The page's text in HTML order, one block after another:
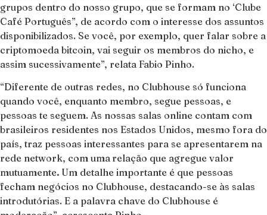
grupos dentro do nosso grupo, que se formam no ‘Clube
Café Português”, de acordo com o interesse dos assuntos
disponibilizados. Se você, por exemplo, quer falar sobre a
criptomoeda bitcoin, vai seguir os membros do nicho, e
assim sucessivamente”, relata Fabio Pinho.
“Diferente de outras redes, no Clubhouse só funciona
quando você, enquanto membro, segue pessoas, e
pessoas te seguem. As nossas salas online contam com
brasileiros residentes nos Estados Unidos, mesmo fora do
país, traz pessoas interessantes para se apresentarem na
rede network, com uma relação que agregue valor
mutuamente. Um detalhe importante é que pessoas
fecham negócios no Clubhouse, destacando-se às salas
introdutórias. E a palavra chave do Clubhouse é